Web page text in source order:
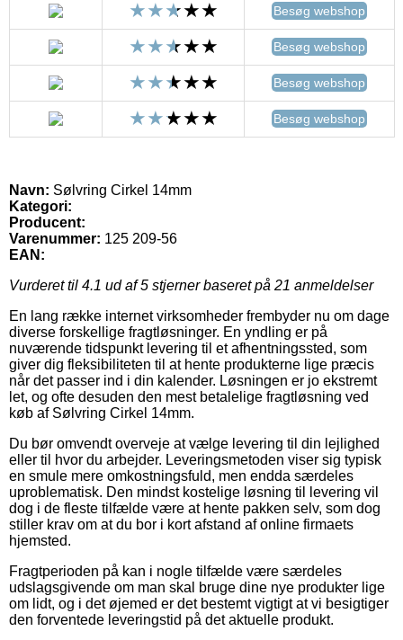
Besøg webshop
Besøg webshop
Besøg webshop
Besøg webshop
Navn: Sølvring Cirkel 14mm
Kategori:
Producent:
Varenummer: 125 209-56
EAN:
Vurderet til 4.1 ud af 5 stjerner baseret på 21 anmeldelser
En lang række internet virksomheder frembyder nu om dage
diverse forskellige fragtløsninger. En yndling er på
nuværende tidspunkt levering til et afhentningssted, som
giver dig fleksibiliteten til at hente produkterne lige præcis
når det passer ind i din kalender. Løsningen er jo ekstremt
let, og ofte desuden den mest betalelige fragtløsning ved
køb af Sølvring Cirkel 14mm.
Du bør omvendt overveje at vælge levering til din lejlighed
eller til hvor du arbejder. Leveringsmetoden viser sig typisk
en smule mere omkostningsfuld, men endda særdeles
uproblematisk. Den mindst kostelige løsning til levering vil
dog i de fleste tilfælde være at hente pakken selv, som dog
stiller krav om at du bor i kort afstand af online firmaets
hjemsted.
Fragtperioden på kan i nogle tilfælde være særdeles
udslagsgivende om man skal bruge dine nye produkter lige
om lidt, og i det øjemed er det bestemt vigtigt at vi besigtiger
den forventede leveringstid på det aktuelle produkt.